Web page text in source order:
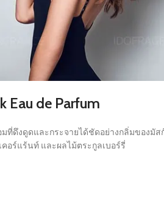
de Parfum
ที่ดึงดูดและกระจายได้ชัดอย่างกลิ่มของ
อร์แร้นท์ และผลไม้ตระกูลเบอร์รี่